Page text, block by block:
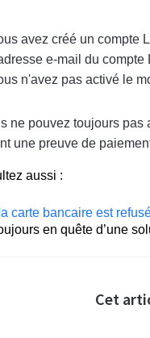
avez créé un compte
e-mail du
n'avez pas activé le
ne pouvez toujours
une preuve de
aussi :
carte bancaire est
en quête d’une
Cet